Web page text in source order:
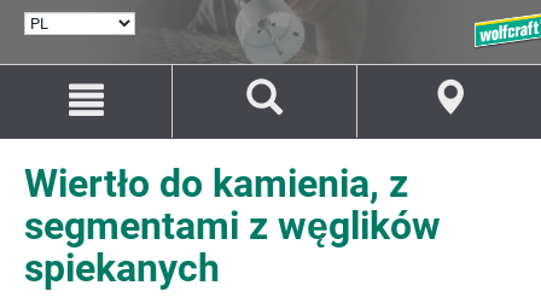
treści
Przejście
nawigacji
Wiertło do kamienia, z
segmentami z węglików
spiekanych